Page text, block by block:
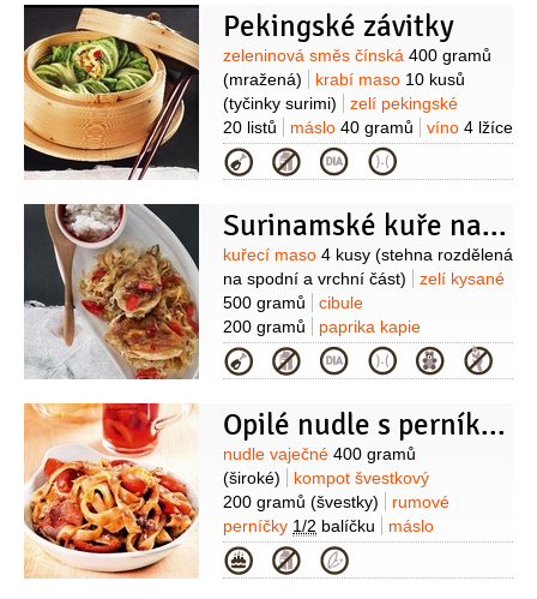
(malá )
vejce1 kus
zelí bílé
280 gramů
(na nudličky)
máslo
60 gramů
rozinky 1 hrst (proprané )
Pekingské závitky
Suroviny
zeleninová směs čínská 400 gramů
(mražená)
krabí maso 10 kusů
(tyčinky surimi)
zelí pekingské
20 listů
máslo 40 gramů víno 4 lžíce
(rýžové, sladké)
sójová omáčka
3 lžíce
ústřicová omáčka
1,5 lžičky
ocet rýžový1 lžička
Kategorie
Surinamské kuře na zelí
Suroviny
kuřecí maso 4 kusy (stehna rozdělená
na spodní a vrchní část)
zelí kysané
500 gramů
cibule
200 gramů
paprika kapie
1 kus
máslo2 lžíce
olej
2 lžíce
paprika feferonka
strouhaný )
sůl
Kategorie
Opilé nudle s perníkem
Suroviny
nudle vaječné 400 gramů
(široké)
kompot švestkový
200 gramů (švestky)
rumové
perníčky 1/2 balíčku
máslo
100 gramů
(rozpuštěné)
moučkový70 gramů
kompot
Kategorie